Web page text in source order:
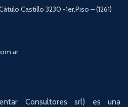
Castillo 3230 -1er.Piso – (1261)
Consultores srl) es una